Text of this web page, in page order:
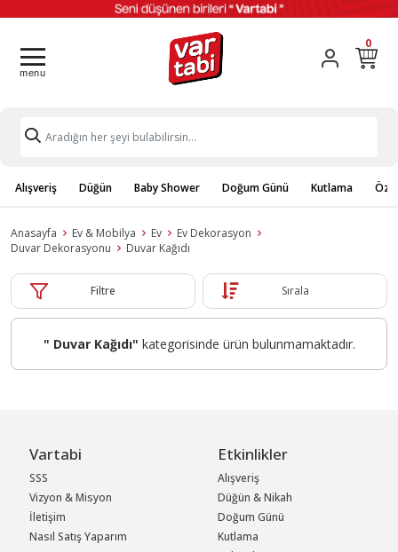
0
Alışveriş Düğün Baby Shower Doğum Günü Kutlama
Anasayfa Ev & Mobilya Ev
Ev Dekorasyon
Duvar Dekorasyonu
Duvar Kağıdı
Filtre Sırala
" Duvar Kağıdı" kategorisinde ürün bulunmamaktadır.
Vartabi
SSS
Vizyon & Misyon
İletişim
Nasıl Satış Yaparım
Etkinlikler
Alışveriş
Düğün & Nikah
Doğum Günü
Kutlama